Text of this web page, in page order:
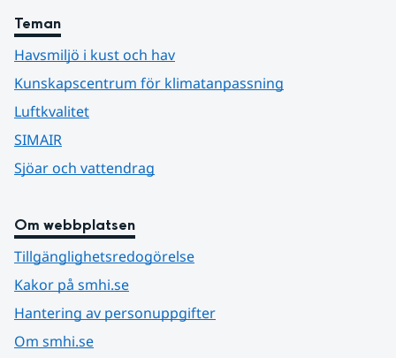
Teman
Havsmiljö i kust och hav
Kunskapscentrum för klimatanpassning
Luftkvalitet
SIMAIR
Sjöar och vattendrag
Om webbplatsen
Tillgänglighetsredogörelse
Kakor på smhi.se
Hantering av personuppgifter
Om smhi.se